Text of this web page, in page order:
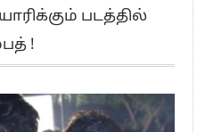
இல்லை.. – சி. வி.சண்முகம்
முதல்வர் விஜய்
கருத்து கிடையாது – கார்த்தி
படத்தில்
!